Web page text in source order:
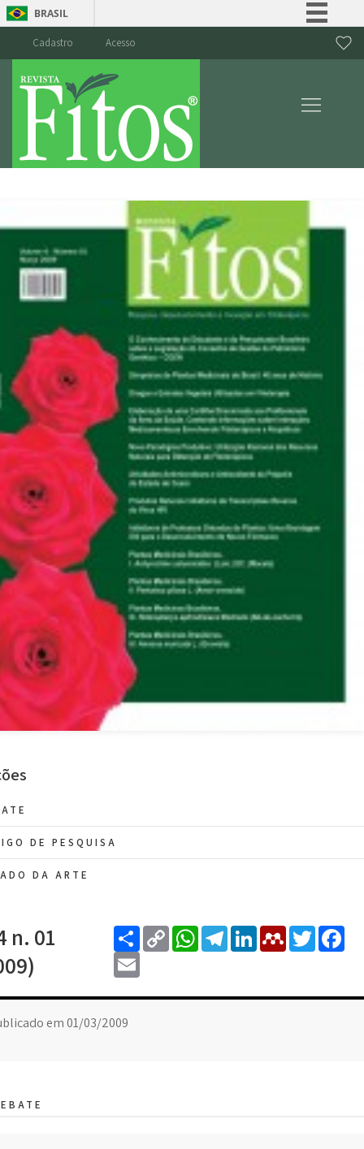
BRASIL
Canais
Cadastro Acesso
DE PESQUISA
DA ARTE
n. 01
ShareCopy
LinkWhatsApp
Telegram
LinkedIn
Email
em 01/03/2009